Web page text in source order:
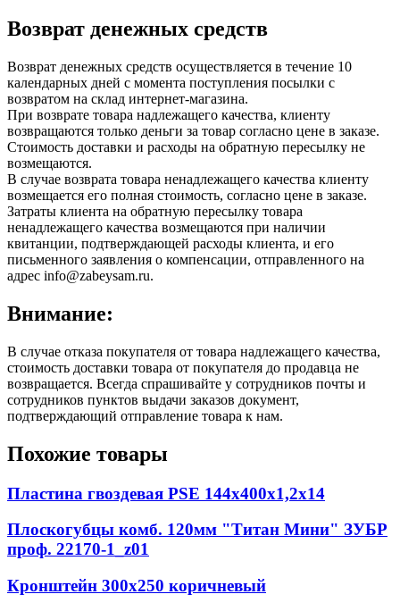
Возврат денежных средств
Возврат денежных средств осуществляется в течение 10
календарных дней с момента поступления посылки с
возвратом на склад интернет-магазина.
При возврате товара надлежащего качества, клиенту
возвращаются только деньги за товар согласно цене в заказе.
Стоимость доставки и расходы на обратную пересылку не
возмещаются.
В случае возврата товара ненадлежащего качества клиенту
возмещается его полная стоимость, согласно цене в заказе.
Затраты клиента на обратную пересылку товара
ненадлежащего качества возмещаются при наличии
квитанции, подтверждающей расходы клиента, и его
письменного заявления о компенсации, отправленного на
адрес info@zabeysam.ru.
Внимание:
В случае отказа покупателя от товара надлежащего качества,
стоимость доставки товара от покупателя до продавца не
возвращается. Всегда спрашивайте у сотрудников почты и
сотрудников пунктов выдачи заказов документ,
подтверждающий отправление товара к нам.
Похожие товары
Пластина гвоздевая PSE 144х400х1,2х14
Плоскогубцы комб. 120мм "Титан Мини" ЗУБР
проф. 22170-1_z01
Кронштейн 300х250 коричневый